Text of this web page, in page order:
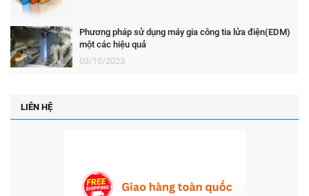
Phương pháp sử dụng máy gia công tia lửa điện(EDM)
một các hiệu quả
03/10/2023
LIÊN HỆ